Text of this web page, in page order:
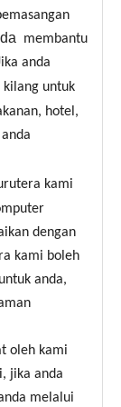
membantu
anda
untuk
hotel,
kami
dengan
kami boleh
anda,
oleh kami
jika anda
melalui